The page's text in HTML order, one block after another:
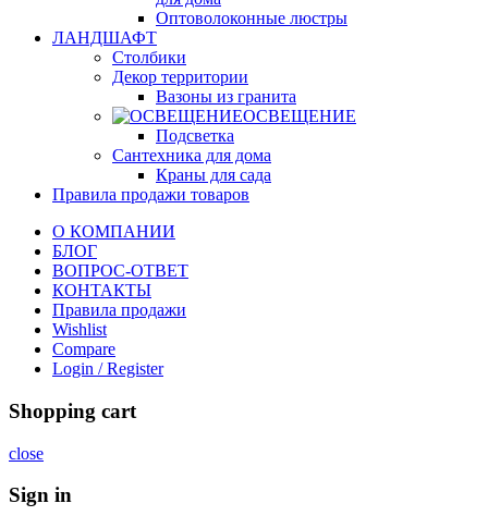
Оптоволоконные люстры
ЛАНДШАФТ
Столбики
Декор территории
Вазоны из гранита
ОСВЕЩЕНИЕ
Подсветка
Сантехника для дома
Краны для сада
Правила продажи товаров
О КОМПАНИИ
БЛОГ
ВОПРОС-ОТВЕТ
КОНТАКТЫ
Правила продажи
Wishlist
Compare
Login / Register
Shopping cart
close
Sign in